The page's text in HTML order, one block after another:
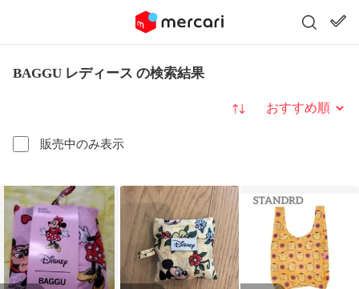
BAGGU レディース の検索結果
販売中のみ表示
並び替え